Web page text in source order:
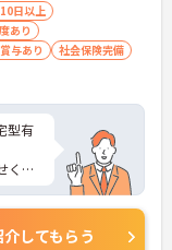
日以上
あり
与あり
社会保険完備
型有
くだ
介してもらう